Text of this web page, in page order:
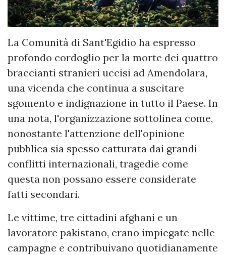
La Comunità di Sant'Egidio ha espresso
profondo cordoglio per la morte dei quattro
braccianti stranieri uccisi ad Amendolara,
una vicenda che continua a suscitare
sgomento e indignazione in tutto il Paese. In
una nota, l'organizzazione sottolinea come,
nonostante l'attenzione dell'opinione
pubblica sia spesso catturata dai grandi
conflitti internazionali, tragedie come
questa non possano essere considerate
fatti secondari.
Le vittime, tre cittadini afghani e un
lavoratore pakistano, erano impiegate nelle
campagne e contribuivano quotidianamente